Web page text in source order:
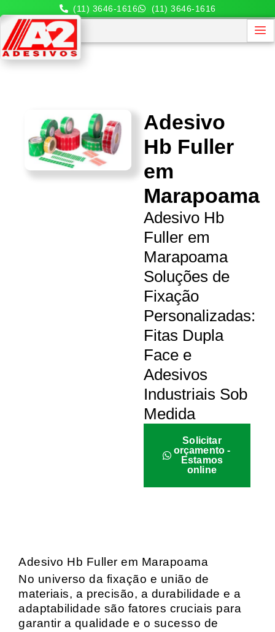
(11) 3646-1616 (11) 3646-1616
Adesivo
Hb Fuller
em
Marapoama
Adesivo Hb
Fuller em
Marapoama
Soluções de
Fixação
Personalizadas:
Fitas Dupla
Face e
Adesivos
Industriais Sob
Medida
Solicitar
orçamento -
Estamos
online
Adesivo Hb Fuller em Marapoama
No universo da fixação e união de
materiais, a precisão, a durabilidade e a
adaptabilidade são fatores cruciais para
garantir a qualidade e o sucesso de